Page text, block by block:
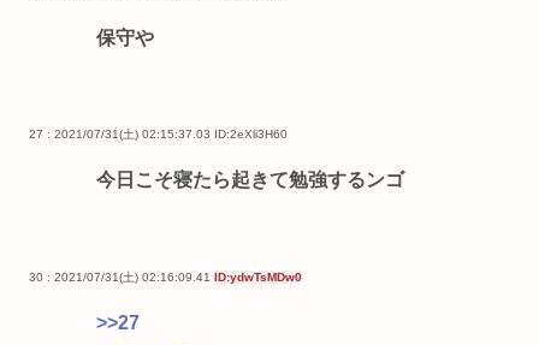
保守や
27 : 2021/07/31(土) 02:15:37.03 ID:2eXli3H60
今日こそ寝たら起きて勉強するンゴ
30 : 2021/07/31(土) 02:16:09.41 ID:ydwTsMDw0
>>27